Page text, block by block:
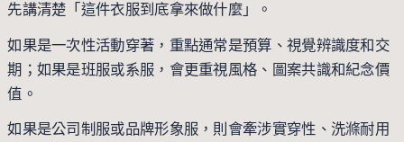
先講清楚「這件衣服到底拿來做什麼」。
如果是一次性活動穿著，重點通常是預算、視覺辨識度和交
期；如果是班服或系服，會更重視風格、圖案共識和紀念價
值。
如果是公司制服或品牌形象服，則會牽涉實穿性、洗滌耐用